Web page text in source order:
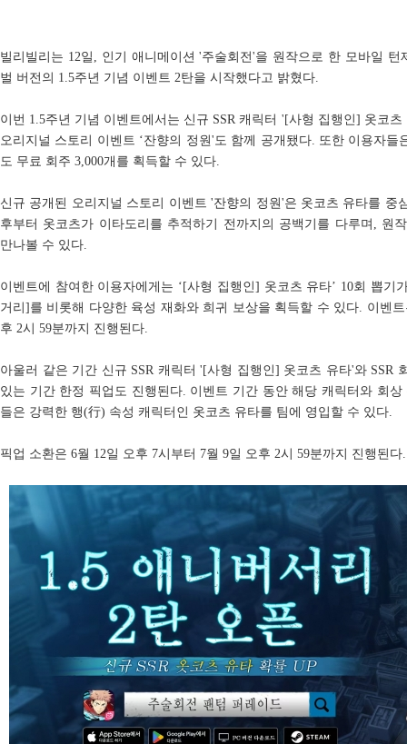
빌리빌리는 12일, 인기 애니메이션 '주술회전'을 원작으로 한 모바일
벌 버전의 1.5주년 기념 이벤트 2탄을 시작했다고 밝혔다.
이번 1.5주년 기념 이벤트에서는 신규 SSR 캐릭터 '[사형 집행인] 옷코
오리지널 스토리 이벤트 ‘잔향의 정원'도 함께 공개됐다. 또한 이용자
도 무료 회주 3,000개를 획득할 수 있다.
신규 공개된 오리지널 스토리 이벤트 '잔향의 정원'은 옷코츠 유타를 중
후부터 옷코츠가 이타도리를 추적하기 전까지의 공백기를 다루며, 원
만나볼 수 있다.
이벤트에 참여한 이용자에게는 ‘[사형 집행인] 옷코츠 유타’ 10회 뽑기
거리]를 비롯해 다양한 육성 재화와 희귀 보상을 획득할 수 있다. 이벤
후 2시 59분까지 진행된다.
아울러 같은 기간 신규 SSR 캐릭터 '[사형 집행인] 옷코츠 유타'와 SSR
있는 기간 한정 픽업도 진행된다. 이벤트 기간 동안 해당 캐릭터와 회
들은 강력한 행(行) 속성 캐릭터인 옷코츠 유타를 팀에 영입할 수 있다.
픽업 소환은 6월 12일 오후 7시부터 7월 9일 오후 2시 59분까지 진행된다.